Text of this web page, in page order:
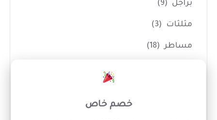
براجل (9)
مثلثات (3)
مساطر (18)
خصم خاص